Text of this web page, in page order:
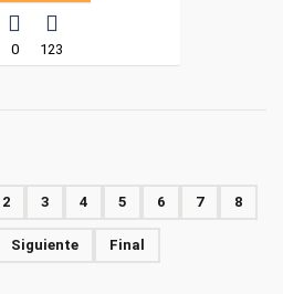
0 123
2 3 4 5 6 7 8
Siguiente Final